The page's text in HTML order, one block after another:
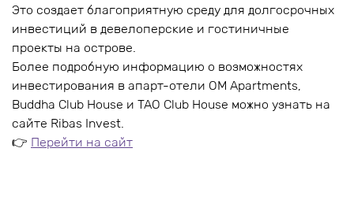
Это создает благоприятную среду для долгосрочных
инвестиций в девелоперские и гостиничные
проекты на острове.
Более подробную информацию о возможностях
инвестирования в апарт-отели OM Apartments,
Buddha Club House и TAO Club House можно узнать на
сайте Ribas Invest.
👉 Перейти на сайт